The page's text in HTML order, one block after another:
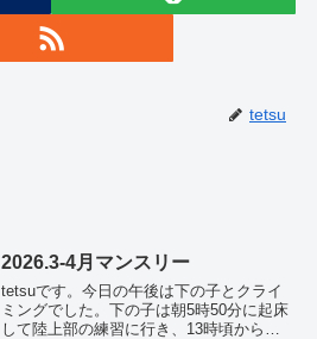
tetsu
2026.3-4月マンスリー
tetsuです。今日の午後は下の子とクライ
ミングでした。下の子は朝5時50分に起床
して陸上部の練習に行き、13時頃から私